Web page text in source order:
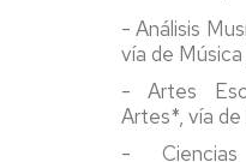
- Análisis
vía de
- Artes
Artes*, vía
- Ciencias